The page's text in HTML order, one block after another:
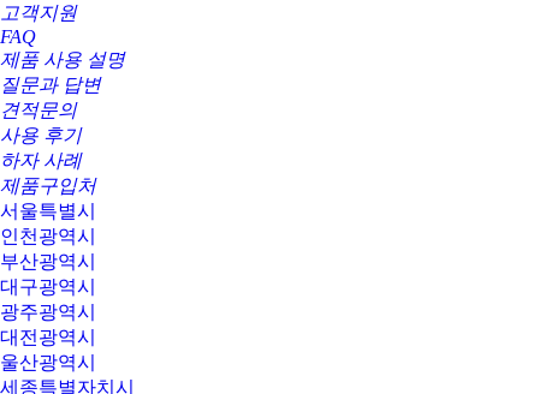
고객지원
FAQ
제품 사용 설명
질문과 답변
견적문의
사용 후기
하자 사례
제품구입처
서울특별시
인천광역시
부산광역시
대구광역시
광주광역시
대전광역시
울산광역시
세종특별자치시